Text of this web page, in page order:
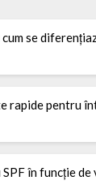
se
rapide pentru
SPF în funcție